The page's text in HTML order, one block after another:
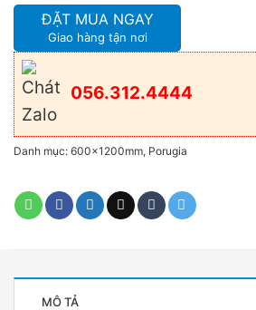
ĐẶT MUA NGAY
Giao hàng tận nơi
056.312.4444
Danh mục: 600x1200mm, Porugia
MÔ TẢ